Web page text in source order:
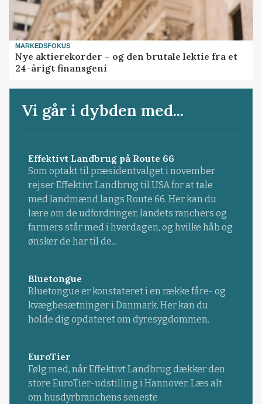
MARKEDSFOKUS
Nye aktierekorder – og den brutale lektie fra et
24-årigt finansgeni
Vi går i dybden med...
Effektivt Landbrug på Route 66
Som optakt til præsidentvalget i november
rejser Effektivt Landbrug til USA for at tale
med landmænd langs Route 66. Her kan du
lære om de udfordringer, landets ranchers og
farmers står med i hverdagen, og hvilke håb og
ønsker de har til de...
Bluetongue
Bluetongue er konstateret i en række fåre- og
kvægbesætninger i Danmark. Her kan du
holde dig opdateret om dyresygdommen.
EuroTier
Følg med, når Effektivt Landbrug dækker den
store EuroTier-udstilling i Hannover. Læs alt
om husdyrbranchens seneste